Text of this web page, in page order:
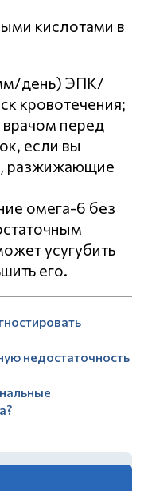
кислотами в
день) ЭПК/
кровотечения;
врачом перед
если вы
разжижающие
омега-6 без
усугубить
его.
недостаточность